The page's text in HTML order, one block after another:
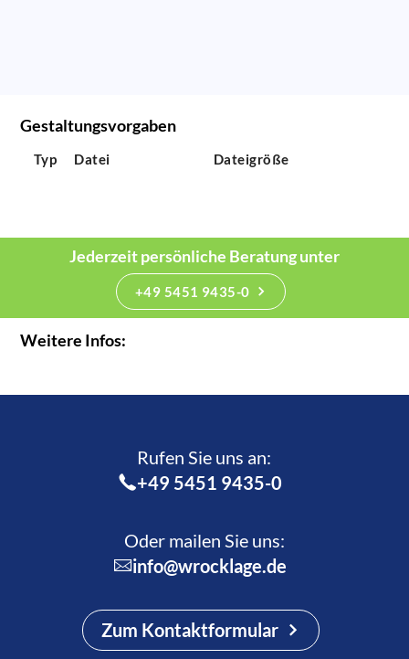
Gestaltungsvorgaben
Typ Datei Dateigröße
Jederzeit persönliche Beratung unter
+49 5451 9435-0
Weitere Infos:
Rufen Sie uns an:­
+49 5451 9435-0
Oder mailen Sie uns:
info@wrocklage.de
Zum Kontaktformular